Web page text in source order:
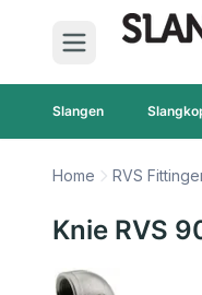
Ga naar de inhoud
Slangen
Home RVS
Knie RVS